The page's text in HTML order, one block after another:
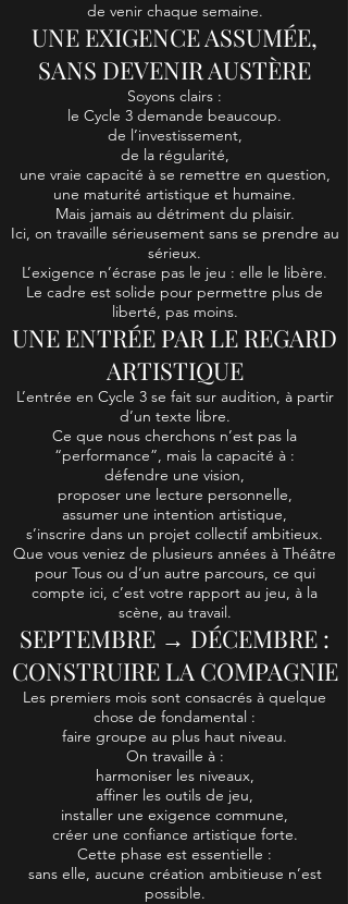
de venir chaque semaine.
UNE EXIGENCE ASSUMÉE,
SANS DEVENIR AUSTÈRE
Soyons clairs :
le Cycle 3 demande beaucoup.
de l’investissement,
de la régularité,
une vraie capacité à se remettre en question,
une maturité artistique et humaine.
Mais jamais au détriment du plaisir.
Ici, on travaille sérieusement sans se prendre au
sérieux.
L’exigence n’écrase pas le jeu : elle le libère.
Le cadre est solide pour permettre plus de
liberté, pas moins.
UNE ENTRÉE PAR LE REGARD
ARTISTIQUE
L’entrée en Cycle 3 se fait sur audition, à partir
d’un texte libre.
Ce que nous cherchons n’est pas la
“performance”, mais la capacité à :
défendre une vision,
proposer une lecture personnelle,
assumer une intention artistique,
s’inscrire dans un projet collectif ambitieux.
Que vous veniez de plusieurs années à Théâtre
pour Tous ou d’un autre parcours, ce qui
compte ici, c’est votre rapport au jeu, à la
scène, au travail.
SEPTEMBRE → DÉCEMBRE :
CONSTRUIRE LA COMPAGNIE
Les premiers mois sont consacrés à quelque
chose de fondamental :
faire groupe au plus haut niveau.
On travaille à :
harmoniser les niveaux,
affiner les outils de jeu,
installer une exigence commune,
créer une confiance artistique forte.
Cette phase est essentielle :
sans elle, aucune création ambitieuse n’est
possible.